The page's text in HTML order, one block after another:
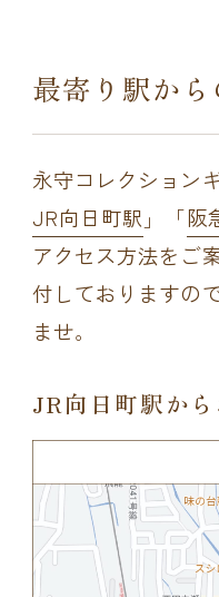
最寄り駅か
永守コレクション
JR向日町駅 」「阪
アクセス方法をご
付しておりますの
ませ。
JR向日町駅か